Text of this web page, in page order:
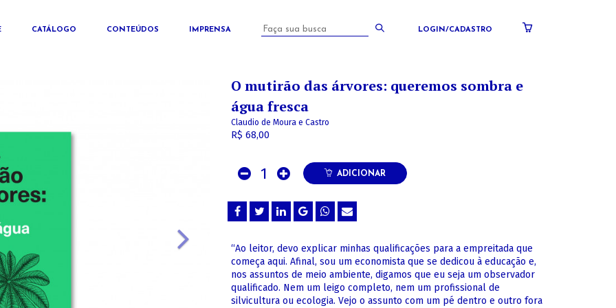
CATÁLOGO CONTEÚDOS IMPRENSA LOGIN/CADASTRO
O mutirão das árvores: queremos sombra e
água fresca
Claudio de Moura e Castro
R$ 68,00
1 ADICIONAR
“Ao leitor, devo explicar minhas qualificações para a empreitada que
começa aqui. Afinal, sou um economista que se dedicou à educação e,
nos assuntos de meio ambiente, digamos que eu seja um observador
qualificado. Nem um leigo completo, nem um profissional de
silvicultura ou ecologia. Vejo o assunto com um pé dentro e outro fora